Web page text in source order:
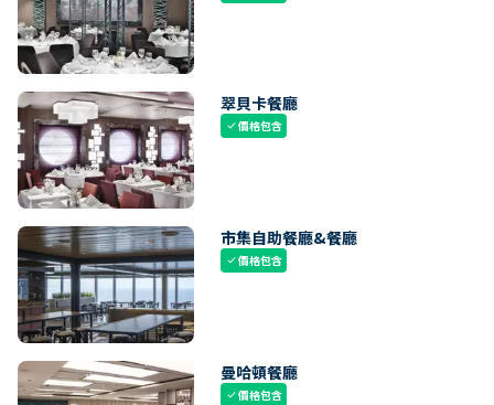
翠貝卡餐廳
check價格包含
市集自助餐廳&餐廳
check價格包含
曼哈頓餐廳
check價格包含